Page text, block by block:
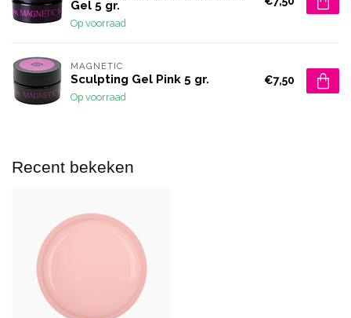
Gel 5 gr.
Op voorraad
MAGNETIC
Sculpting Gel Pink 5 gr.
Op voorraad
€7,50
Recent bekeken